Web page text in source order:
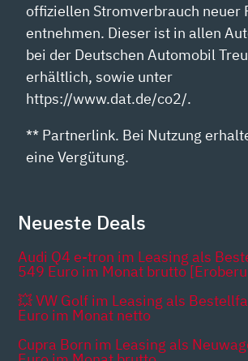
offiziellen Stromverbrauch neuer
entnehmen. Dieser ist in allen
bei der Deutschen Automobil
erhältlich, sowie unter
https://www.dat.de/co2/.
** Partnerlink. Bei Nutzung
eine Vergütung.
Neueste Deals
Audi Q4 e-tron im Leasing als
549 Euro im Monat brutto
💥 VW Golf im Leasing als
Euro im Monat netto
Cupra Born im Leasing als